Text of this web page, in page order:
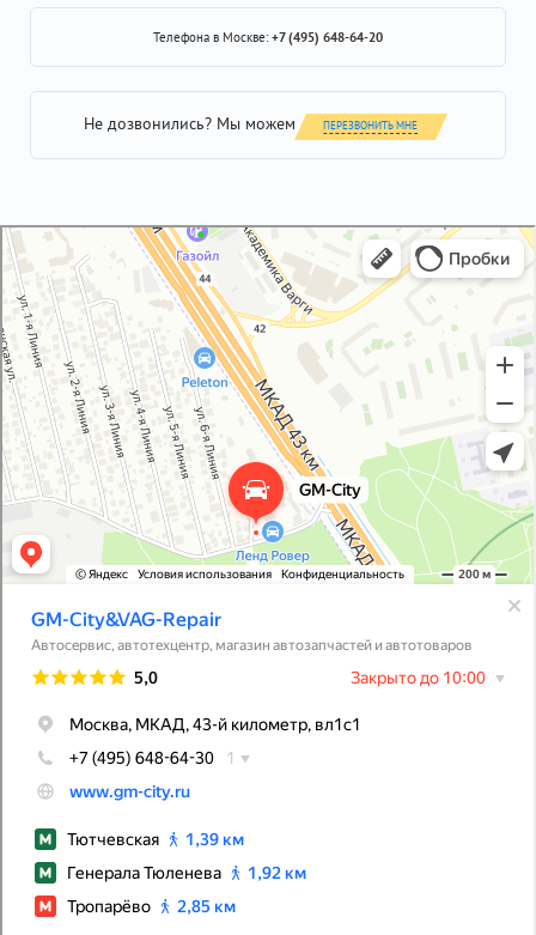
Телефона в Москве:+7 (495) 648-64-20
Не дозвонились? Мы можем ПЕРЕЗВОНИТЬ МНЕ
GM-City&VAG-Repair
Автосервис, автотехцентр в Москве
Магазин автозапчастей и автотоваров в Москве